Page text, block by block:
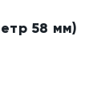
58 мм)